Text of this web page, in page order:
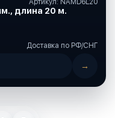
Артикул: NAMD6L20
длина 20 м.
Доставка по РФ/СНГ
→